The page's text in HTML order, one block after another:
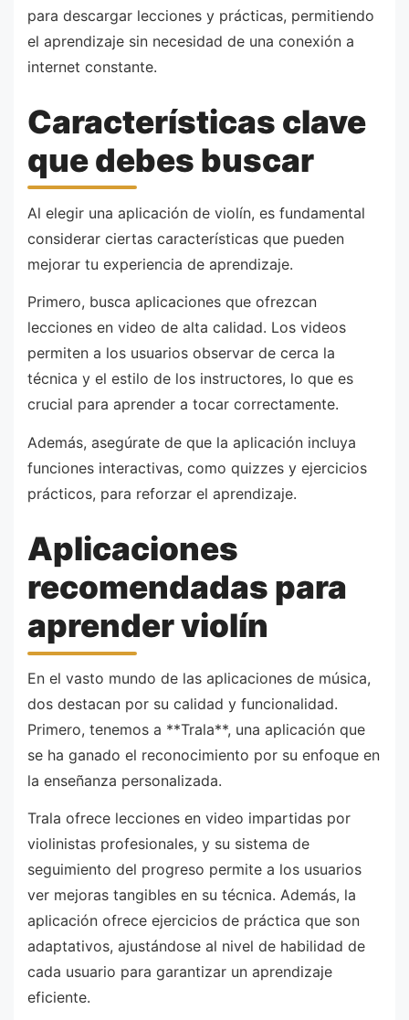
para descargar lecciones y prácticas, permitiendo
el aprendizaje sin necesidad de una conexión a
internet constante.
Características clave
que debes buscar
Al elegir una aplicación de violín, es fundamental
considerar ciertas características que pueden
mejorar tu experiencia de aprendizaje.
Primero, busca aplicaciones que ofrezcan
lecciones en video de alta calidad. Los videos
permiten a los usuarios observar de cerca la
técnica y el estilo de los instructores, lo que es
crucial para aprender a tocar correctamente.
Además, asegúrate de que la aplicación incluya
funciones interactivas, como quizzes y ejercicios
prácticos, para reforzar el aprendizaje.
Aplicaciones
recomendadas para
aprender violín
En el vasto mundo de las aplicaciones de música,
dos destacan por su calidad y funcionalidad.
Primero, tenemos a **Trala**, una aplicación que
se ha ganado el reconocimiento por su enfoque en
la enseñanza personalizada.
Trala ofrece lecciones en video impartidas por
violinistas profesionales, y su sistema de
seguimiento del progreso permite a los usuarios
ver mejoras tangibles en su técnica. Además, la
aplicación ofrece ejercicios de práctica que son
adaptativos, ajustándose al nivel de habilidad de
cada usuario para garantizar un aprendizaje
eficiente.